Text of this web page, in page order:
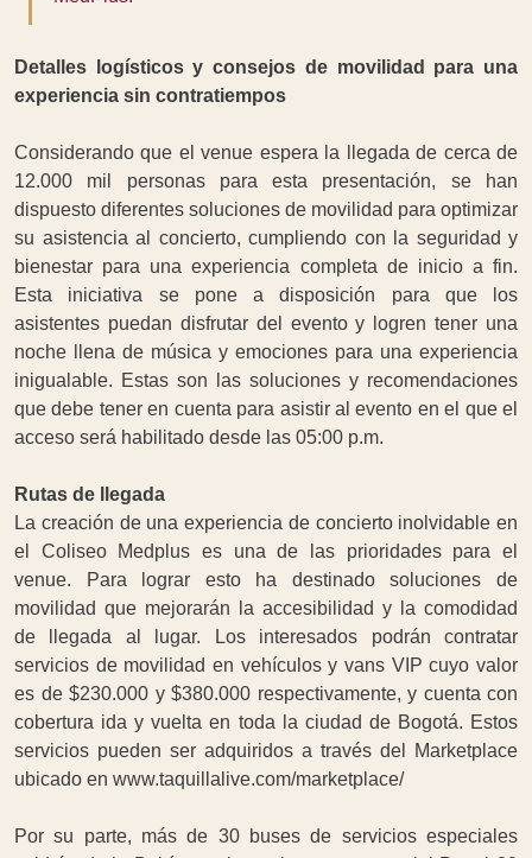
Detalles logísticos y consejos de movilidad para una
experiencia sin contratiempos
Considerando que el venue espera la llegada de cerca de
12.000 mil personas para esta presentación, se han
dispuesto diferentes soluciones de movilidad para optimizar
su asistencia al concierto, cumpliendo con la seguridad y
bienestar para una experiencia completa de inicio a fin.
Esta iniciativa se pone a disposición para que los
asistentes puedan disfrutar del evento y logren tener una
noche llena de música y emociones para una experiencia
inigualable. Estas son las soluciones y recomendaciones
que debe tener en cuenta para asistir al evento en el que el
acceso será habilitado desde las 05:00 p.m.
Rutas de llegada
La creación de una experiencia de concierto inolvidable en
el Coliseo Medplus es una de las prioridades para el
venue. Para lograr esto ha destinado soluciones de
movilidad que mejorarán la accesibilidad y la comodidad
de llegada al lugar. Los interesados podrán contratar
servicios de movilidad en vehículos y vans VIP cuyo valor
es de $230.000 y $380.000 respectivamente, y cuenta con
cobertura ida y vuelta en toda la ciudad de Bogotá. Estos
servicios pueden ser adquiridos a través del Marketplace
ubicado en www.taquillalive.com/marketplace/
Por su parte, más de 30 buses de servicios especiales